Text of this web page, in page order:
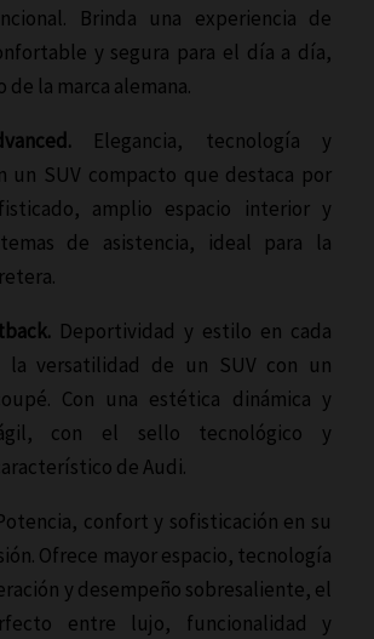
Brinda una experiencia de
y segura para el día a día,
de la marca alemana.
Elegancia, tecnología y
un SUV compacto que destaca por
amplio espacio interior y
de asistencia, ideal para la
Deportividad y estilo en cada
la versatilidad de un SUV con un
Con una estética dinámica y
con el sello tecnológico y
de Audi.
confort y sofisticación en su
Ofrece mayor espacio, tecnología
y desempeño sobresaliente, el
entre lujo, funcionalidad y